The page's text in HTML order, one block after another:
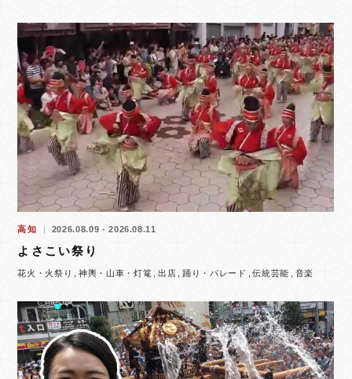
高知 2026.08.09 - 2026.08.11
よさこい祭り
花火・火祭り 神輿・山車・灯篭 出店 踊り・パレード 伝統芸能 音楽